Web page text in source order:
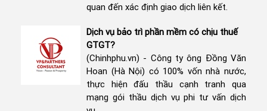
quan đến xác định giao dịch liên kết.
Dịch vụ bảo trì phần mềm có chịu thuế
GTGT?
(Chinhphu.vn) - Công ty ông Đồng Văn
Hoan (Hà Nội) có 100% vốn nhà nước,
thực hiện đấu thầu cạnh tranh qua
mạng gói thầu dịch vụ phi tư vấn dịch